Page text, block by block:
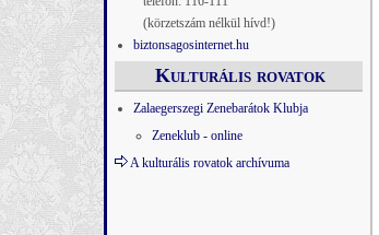
(körzetszám nélkül hívd!)
biztonsagosinternet.hu
Kulturális rovatok
Zalaegerszegi Zenebarátok Klubja
Zeneklub - online
A kulturális rovatok archívuma